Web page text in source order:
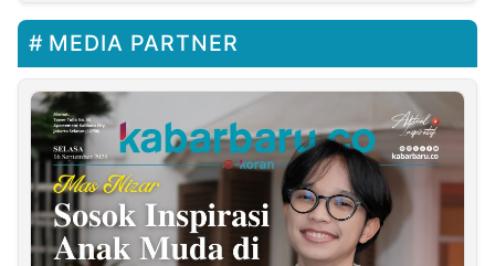
MEDIA PARTNER